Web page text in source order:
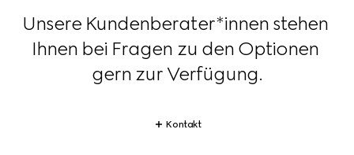
Unsere Kundenberater*innen stehen
Ihnen bei Fragen zu den Optionen
gern zur Verfügung.
Kontakt